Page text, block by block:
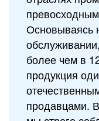
Основываясь
более чем в
продукция
продавцами.